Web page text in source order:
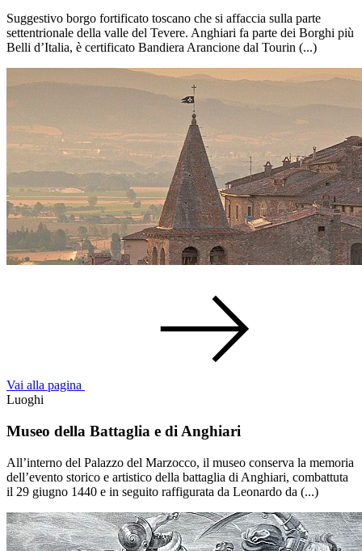
Suggestivo borgo fortificato toscano che si affaccia sulla parte
settentrionale della valle del Tevere. Anghiari fa parte dei Borghi più
Belli d’Italia, è certificato Bandiera Arancione dal Tourin (...)
Vai alla pagina
Luoghi
Museo della Battaglia e di Anghiari
All’interno del Palazzo del Marzocco, il museo conserva la memoria
dell’evento storico e artistico della battaglia di Anghiari, combattuta
il 29 giugno 1440 e in seguito raffigurata da Leonardo da (...)